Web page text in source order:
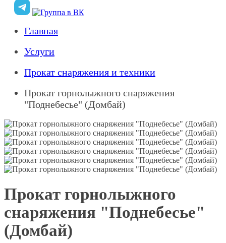
Главная
Услуги
Прокат снаряжения и техники
Прокат горнолыжного снаряжения
"Поднебесье" (Домбай)
Прокат горнолыжного
снаряжения "Поднебесье"
(Домбай)